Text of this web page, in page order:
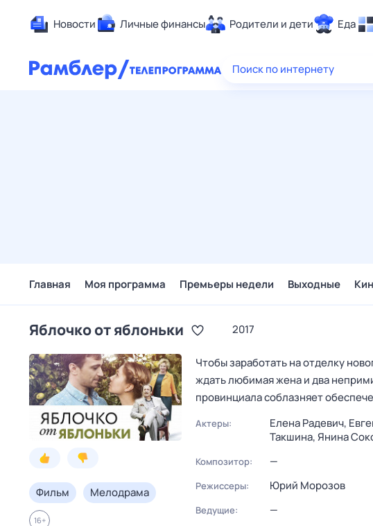
Новости Личные финансы Родители и дети Еда
Здоровье
Поиск по интернету
Главная Моя программа Премьеры недели Выходные
Яблочко от яблоньки 2017
Фильм Мелодрама
16+
Чтобы заработать на отделку
ждать любимая жена и два
провинциала соблазняет
Актеры: Елена Радевич,
Такшина,Янина
Композитор: —
Режиссеры: Юрий Морозов
Ведущие: —